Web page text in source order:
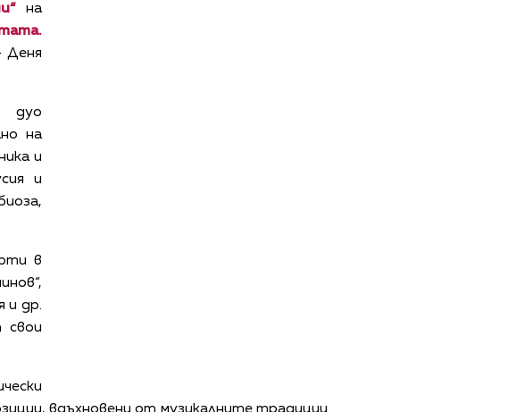
“на
.
Деня
дуо
на
и
и
в
и др.
свои
вдъхновени от музикалните традиции